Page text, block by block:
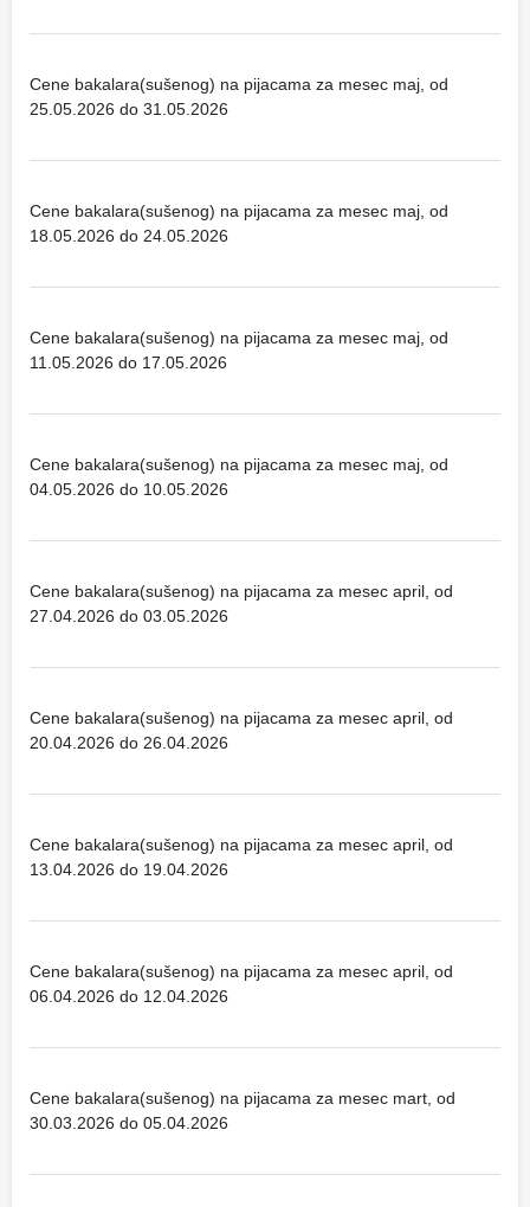
Cene bakalara(sušenog) na pijacama za mesec maj, od
25.05.2026 do 31.05.2026
Cene bakalara(sušenog) na pijacama za mesec maj, od
18.05.2026 do 24.05.2026
Cene bakalara(sušenog) na pijacama za mesec maj, od
11.05.2026 do 17.05.2026
Cene bakalara(sušenog) na pijacama za mesec maj, od
04.05.2026 do 10.05.2026
Cene bakalara(sušenog) na pijacama za mesec april, od
27.04.2026 do 03.05.2026
Cene bakalara(sušenog) na pijacama za mesec april, od
20.04.2026 do 26.04.2026
Cene bakalara(sušenog) na pijacama za mesec april, od
13.04.2026 do 19.04.2026
Cene bakalara(sušenog) na pijacama za mesec april, od
06.04.2026 do 12.04.2026
Cene bakalara(sušenog) na pijacama za mesec mart, od
30.03.2026 do 05.04.2026